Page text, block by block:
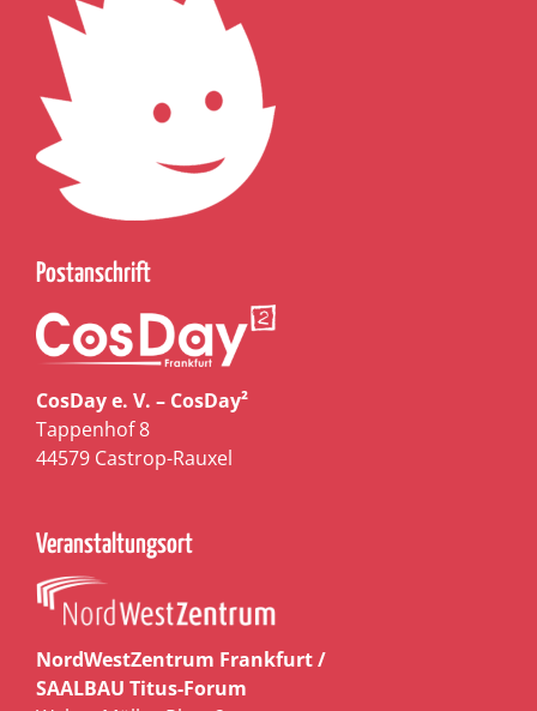
Postanschrift
CosDay e. V. – CosDay²
Tappenhof 8
44579 Castrop-Rauxel
Veranstaltungsort
NordWestZentrum Frankfurt /
SAALBAU Titus-Forum